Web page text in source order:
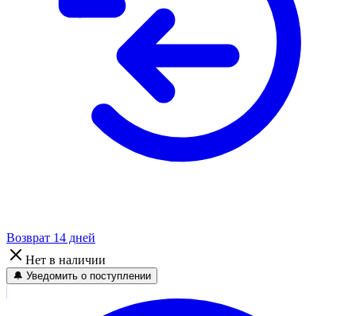
Возврат 14 дней
Нет в наличии
🔔 Уведомить о поступлении